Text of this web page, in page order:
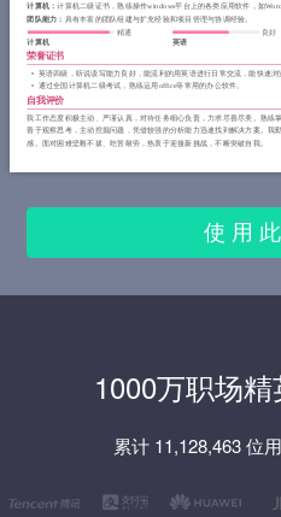
计算机：计算机二级证书，熟练操作windows平台上的各类应用软件，如Word
团队能力： 具有丰富的团队组建与扩充经验和项目管理与协调经验。
计算机
精通
英语
良好
荣誉证书
英语四级，听说读写能力良好，能流利的用英语进行日常交流，能快速浏
通过全国计算机二级考试，熟练运用office等常用的办公软件。
自我评价
我工作态度积极主动、严谨认真，对待任务细心负责，力求尽善尽美。熟练
善于观察思考，主动挖掘问题，凭借较强的分析能力迅速找到解决方案。我
感。面对困难坚毅不拔、吃苦耐劳，热衷于迎接新挑战，不断突破自我。
使 用
1000万职场
累计 11,128,463 位